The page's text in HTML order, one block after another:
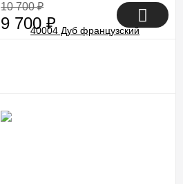
10 700₽
9 700₽